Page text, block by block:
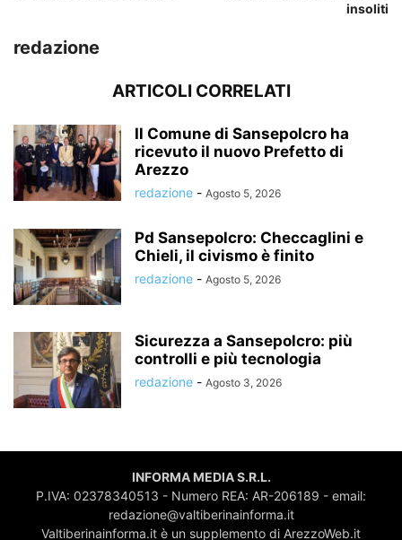
insoliti
redazione
ARTICOLI CORRELATI
Il Comune di Sansepolcro ha
ricevuto il nuovo Prefetto di
Arezzo
redazione - Agosto 5, 2026
Pd Sansepolcro: Checcaglini e
Chieli, il civismo è finito
redazione - Agosto 5, 2026
Sicurezza a Sansepolcro: più
controlli e più tecnologia
redazione - Agosto 3, 2026
INFORMA MEDIA S.R.L.
P.IVA: 02378340513 - Numero REA: AR-206189 - email:
redazione@valtiberinainforma.it
Valtiberinainforma.it è un supplemento di ArezzoWeb.it